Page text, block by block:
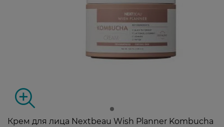
Крем для лица Nextbeau Wish Planner Kombucha